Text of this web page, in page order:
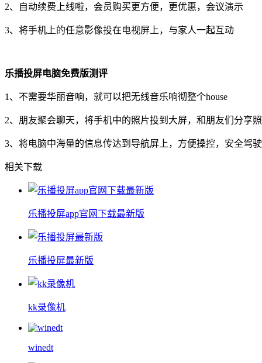
2、自动续费上线啦，会员购买更方便，更优惠，会议演示
3、将手机上的任意影像投在电视屏上，与家人一起互动
乐播投屏电脑免费版测评
1、不需要华丽音响，就可以把无线音乐响彻整个house
2、朋友聚会聊天，将手机中的照片投到大屏，和朋友们分享
3、将电脑中海量的信息传达到导航屏上，方便操控，安全驾驶
相关下载
乐播投屏app官网下载最新版
乐播投屏最新版
kk录像机
winedt